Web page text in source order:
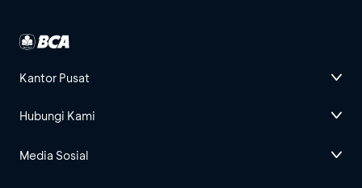
Kantor Pusat
Hubungi Kami
Media Sosial